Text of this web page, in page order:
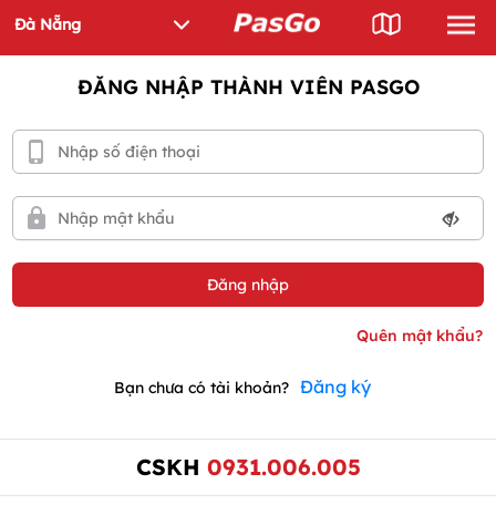
ĐĂNG NHẬP THÀNH VIÊN PASGO
Bạn chưa có tài khoản? Đăng ký
CSKH 0931.006.005